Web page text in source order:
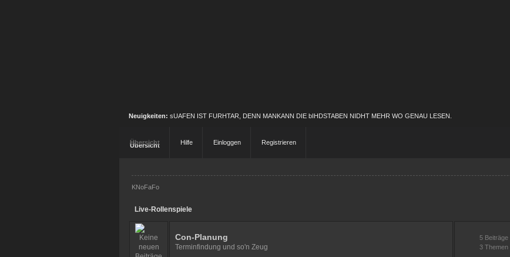
Neuigkeiten: sUAFEN IST FURHTAR, DENN MANKANN DIE bIHDSTABEN NIDHT MEHR WO GENAU LESEN.
Übersicht Hilfe Einloggen Registrieren
KNoFaFo
Live-Rollenspiele
Con-Planung
Terminfindung und so'n Zeug
5 Beiträge
3 Themen